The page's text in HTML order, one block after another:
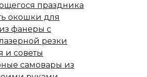
праздника
окошки для
фанеры с
резки
и советы
самовары из